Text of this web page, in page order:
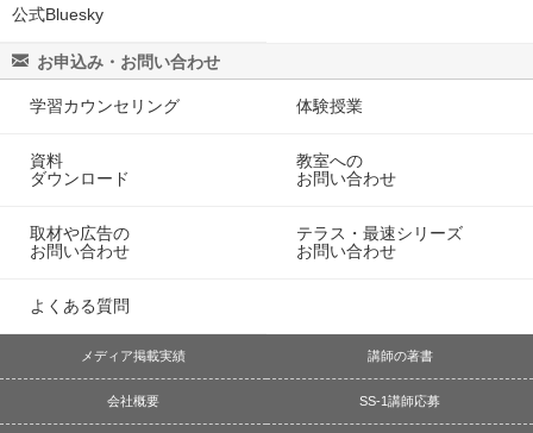
公式Bluesky
お申込み・お問い合わせ
学習カウンセリング 体験授業
資料
ダウンロード
教室への
お問い合わせ
取材や広告の
お問い合わせ
テラス・最速シリーズ
お問い合わせ
よくある質問
メディア掲載実績 講師の著書
会社概要 SS-1講師応募